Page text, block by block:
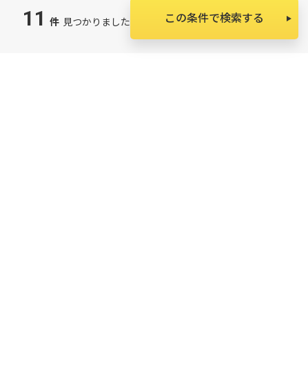
11 件 見つかりました この条件で検索する